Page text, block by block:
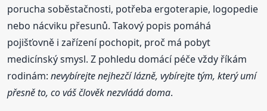
porucha soběstačnosti, potřeba ergoterapie, logopedie
nebo nácviku přesunů. Takový popis pomáhá
pojišťovně i zařízení pochopit, proč má pobyt
medicínský smysl. Z pohledu domácí péče vždy říkám
rodinám:nevybírejte nejhezčí lázně, vybírejte tým, který umí
přesně to, co váš člověk nezvládá doma.